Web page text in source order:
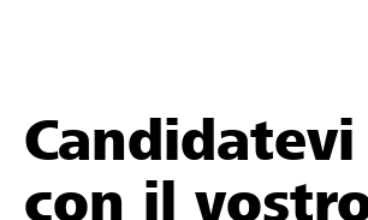
con il